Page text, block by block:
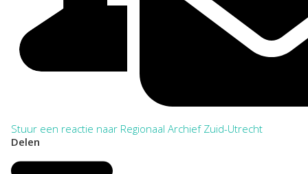
Stuur een reactie naar Regionaal Archief Zuid-Utrecht
Delen